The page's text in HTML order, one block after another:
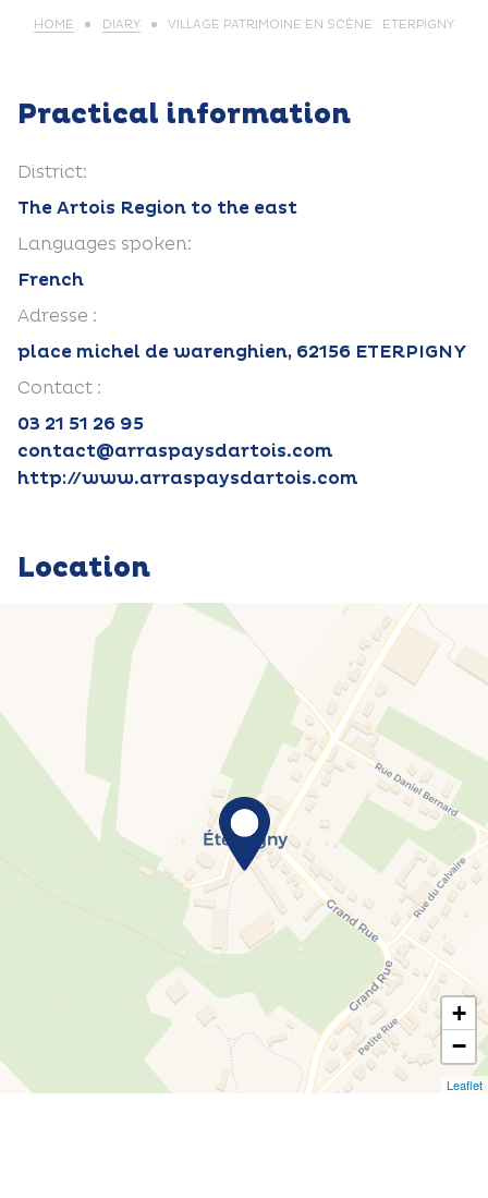
HOME DIARY VILLAGE PATRIMOINE EN SCÈNE : ETERPIGNY
Practical information
District:
The Artois Region to the east
Languages spoken:
French
Adresse :
place michel de warenghien, 62156 ETERPIGNY
Contact :
03 21 51 26 95
contact@arraspaysdartois.com
http://www.arraspaysdartois.com
Location
+
−
Leaflet